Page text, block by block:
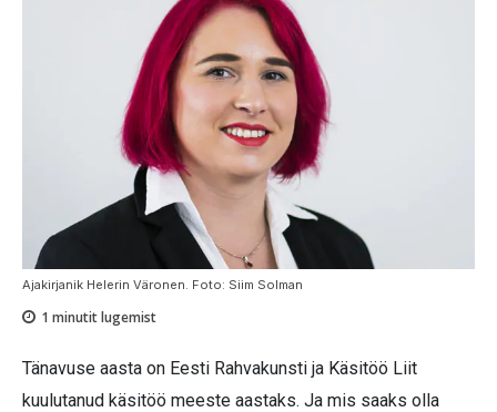
Ajakirjanik Helerin Väronen. Foto: Siim Solman
1 minutit lugemist
Tänavuse aasta on Eesti Rahvakunsti ja Käsitöö Liit
kuulutanud käsitöö meeste aastaks. Ja mis saaks olla